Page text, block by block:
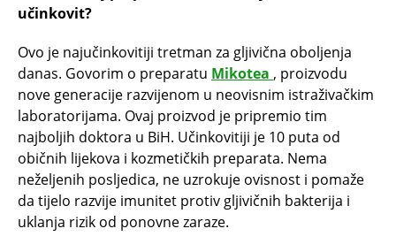
učinkovit?
Ovo je najučinkovitiji tretman za gljivična oboljenja
danas. Govorim o preparatu Mikotea , proizvodu
nove generacije razvijenom u neovisnim istraživačkim
laboratorijama. Ovaj proizvod je pripremio tim
najboljih doktora u BiH. Učinkovitiji je 10 puta od
običnih lijekova i kozmetičkih preparata. Nema
neželjenih posljedica, ne uzrokuje ovisnost i pomaže
da tijelo razvije imunitet protiv gljivičnih bakterija i
uklanja rizik od ponovne zaraze.